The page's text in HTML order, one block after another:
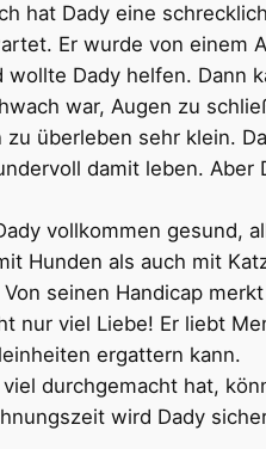
hat Dady eine
Er wurde von einem
wollte Dady helfen. Dann
war, Augen zu
zu überleben sehr klein.
damit leben.
vollkommen gesund,
Hunden als auch mit
Von seinen Handicap
nur viel Liebe! Er liebt
ergattern kann.
viel durchgemacht hat,
wird Dady